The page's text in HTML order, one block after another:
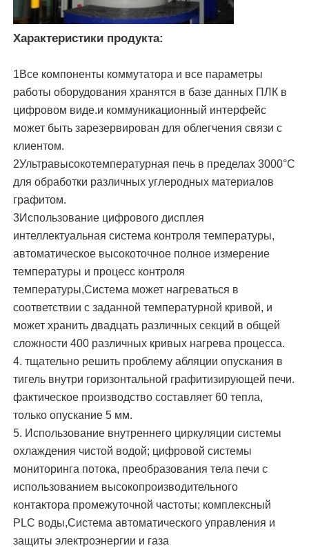
Печь индукции вакуума плавя
промышленная плавя печь
Алюминиевая таяющая печь
Вакуумная печь для синтеризации
стеклянная закаляя печь
Плазменно-дуговая печь
печь автомобиля нижняя
Высокотемпературная печь
Промышленный водогрейный котел
Газовые котлы
боилер пара биомассы
Промышленная лабораторная печь
Характеристики продукта:
1Все компоненты коммутатора и все параметры
работы оборудования хранятся в базе данных ПЛК в
цифровом виде.и коммуникационный интерфейс
может быть зарезервирован для облегчения связи с
клиентом.
2Ультравысокотемпературная печь в пределах 3000°C
для обработки различных углеродных материалов
графитом.
3Использование цифрового дисплея
интеллектуальная система контроля температуры,
автоматическое высокоточное полное измерение
температуры и процесс контроля
температуры,Система может нагреваться в
соответствии с заданной температурной кривой, и
может хранить двадцать различных секций в общей
сложности 400 различных кривых нагрева процесса.
4. тщательно решить проблему абляции опускания в
тигель внутри горизонтальной графитизирующей печи.
фактическое производство составляет 60 тепла,
только опускание 5 мм.
5. Использование внутреннего циркуляции системы
охлаждения чистой водой; цифровой системы
мониторинга потока, преобразования тела печи с
использованием высокопроизводительного
контактора промежуточной частоты; комплексный
PLC воды,Система автоматического управления и
защиты электроэнергии и газа